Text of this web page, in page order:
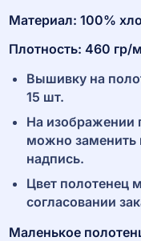
Материал: 100%
Плотность: 460 гр/
Вышивку на
15 шт.
На изображении
можно заменить
надпись.
Цвет полотенец
согласовании
Маленькое